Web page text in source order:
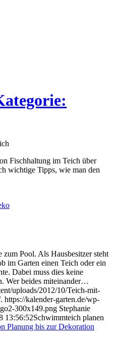
Fischhaltung im Teich über
wichtige Tipps, wie man den
Pool. Als Hausbesitzer steht
im Garten einen Teich oder ein
Dabei muss dies keine
Wer beides miteinander…
uploads/2012/10/Teich-mit-
https://kalender-garten.de/wp-
300x149.png Stephanie
13:56:52Schwimmteich planen